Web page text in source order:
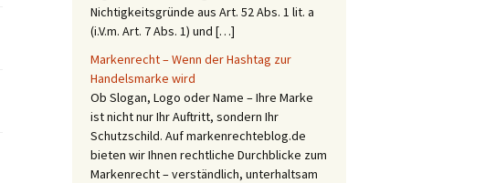
Nichtigkeitsgründe aus Art. 52 Abs. 1 lit. a
(i.V.m. Art. 7 Abs. 1) und […]
Markenrecht – Wenn der Hashtag zur
Handelsmarke wird
Ob Slogan, Logo oder Name – Ihre Marke
ist nicht nur Ihr Auftritt, sondern Ihr
Schutzschild. Auf markenrechteblog.de
bieten wir Ihnen rechtliche Durchblicke zum
Markenrecht – verständlich, unterhaltsam